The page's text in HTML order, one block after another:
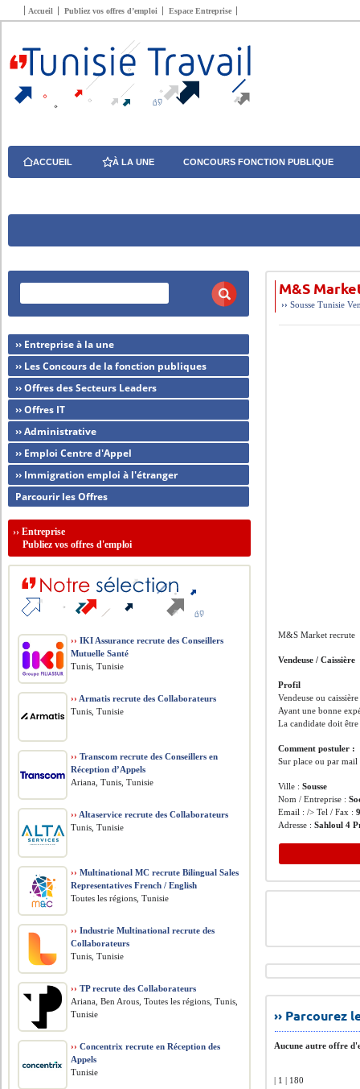
Accueil Publiez vos offres d’emploi Espace Entreprise
ACCUEIL À LA UNE CONCOURS FONCTION PUBLIQUE
M&S
››Sousse Tunisie
M&S Market recrute
Vendeuse / Caissière
Profil
Vendeuse ou
Ayant une bonne
La candidate doit
Comment postuler :
Sur place ou par mail
Ville :Sousse
Nom / Entreprise :
Email : /> Tel / Fax :
Adresse :Sahloul 4
››
Aucune autre offre
| 1 | 180
›› Entreprise à la une
›› Les Concours de la fonction publiques
›› Offres des Secteurs Leaders
›› Offres IT
›› Administrative
›› Emploi Centre d'Appel
›› Immigration emploi à l'étranger
Parcourir les Offres
››Entreprise
Publiez vos offres d'emploi
›› IKI Assurance recrute des Conseillers
Mutuelle Santé
Tunis, Tunisie
›› Armatis recrute des Collaborateurs
Tunis, Tunisie
›› Transcom recrute des Conseillers en
Réception d’Appels
Ariana, Tunis, Tunisie
›› Altaservice recrute des Collaborateurs
Tunis, Tunisie
›› Multinational MC recrute Bilingual Sales
Representatives French / English
Toutes les régions, Tunisie
›› Industrie Multinational recrute des
Collaborateurs
Tunis, Tunisie
›› TP recrute des Collaborateurs
Ariana, Ben Arous, Toutes les régions, Tunis,
Tunisie
›› Concentrix recrute en Réception des
Appels
Tunisie